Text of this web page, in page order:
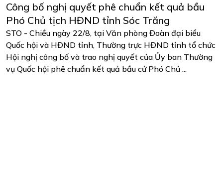
Công bố nghị quyết phê chuẩn kết quả bầu
Phó Chủ tịch HĐND tỉnh Sóc Trăng
STO - Chiều ngày 22/8, tại Văn phòng Đoàn đại biểu
Quốc hội và HĐND tỉnh, Thường trực HĐND tỉnh tổ chức
Hội nghị công bố và trao nghị quyết của Ủy ban Thường
vụ Quốc hội phê chuẩn kết quả bầu cử Phó Chủ ...